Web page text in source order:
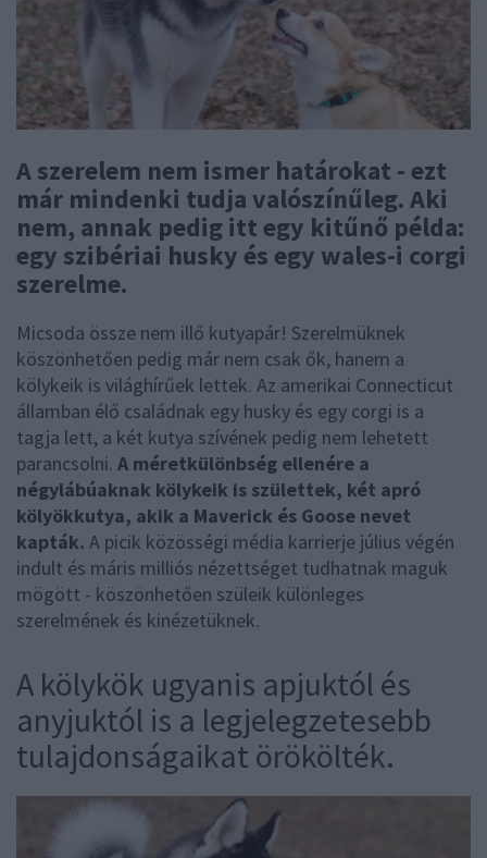
A szerelem nem ismer határokat - ezt
már mindenki tudja valószínűleg. Aki
nem, annak pedig itt egy kitűnő példa:
egy szibériai husky és egy wales-i corgi
szerelme.
Micsoda össze nem illő kutyapár! Szerelmüknek
köszönhetően pedig már nem csak ők, hanem a
kölykeik is világhírűek lettek. Az amerikai Connecticut
államban élő családnak egy husky és egy corgi is a
tagja lett, a két kutya szívének pedig nem lehetett
parancsolni. A méretkülönbség ellenére a
négylábúaknak kölykeik is születtek, két apró
kölyökkutya, akik a Maverick és Goose nevet
kapták. A picik közösségi média karrierje július végén
indult és máris milliós nézettséget tudhatnak maguk
mögött - köszönhetően szüleik különleges
szerelmének és kinézetüknek.
A kölykök ugyanis apjuktól és
anyjuktól is a legjelegzetesebb
tulajdonságaikat örökölték.